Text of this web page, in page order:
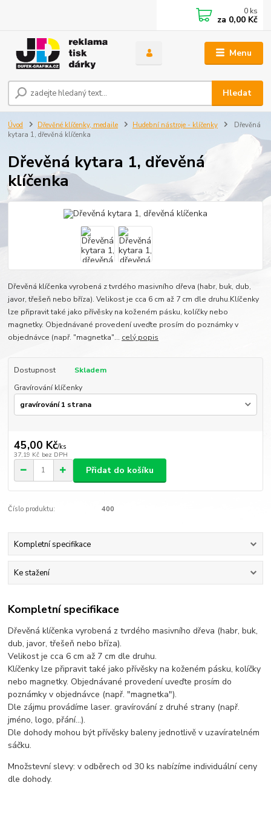
Menu
Hledat
0 ks
za 0,00 Kč
Úvod Dřevěné klíčenky, medaile Hudební nástroje - klíčenky
Dřevěná
kytara 1, dřevěná klíčenka
Dřevěná kytara 1, dřevěná
klíčenka
Dřevěná klíčenka vyrobená z tvrdého masivního dřeva (habr, buk, dub,
javor, třešeň nebo bříza). Velikost je cca 6 cm až 7 cm dle druhu.Klíčenky
lze připravit také jako přívěsky na koženém pásku, kolíčky nebo
magnetky. Objednávané provedení uveďte prosím do poznámky v
objednávce (např. "magnetka"... celý popis
Dostupnost
Skladem
Gravírování klíčenky
45,00 Kč/ks
37,19 Kč bez DPH
Přidat do košíku
Číslo produktu: 400
Kompletní specifikace
Ke stažení
Kompletní specifikace
Dřevěná klíčenka vyrobená z tvrdého masivního dřeva (habr, buk,
dub, javor, třešeň nebo bříza).
Velikost je cca 6 cm až 7 cm dle druhu.
Klíčenky lze připravit také jako přívěsky na koženém pásku, kolíčky
nebo magnetky. Objednávané provedení uveďte prosím do
poznámky v objednávce (např. "magnetka").
Dle zájmu provádíme laser. gravírování z druhé strany (např.
jméno, logo, přání...).
Dle dohody mohou být přívěsky baleny jednotlivě v uzavíratelném
sáčku.
Množstevní slevy: v odběrech od 30 ks nabízíme individuální ceny
dle dohody.